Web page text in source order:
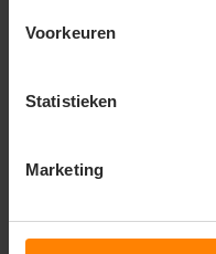
Voorkeuren
Statistieken
Marketing
Snelle levering (tot binnen 48u)
Meer stuks = meer korting